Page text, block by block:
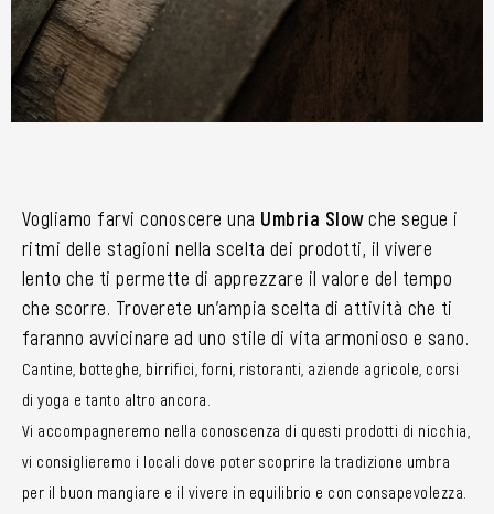
Vogliamo farvi conoscere una Umbria Slowche segue i
ritmi delle stagioni nella scelta dei prodotti, il vivere
lento che ti permette di apprezzare il valore del tempo
che scorre. Troverete un’ampia scelta di attività che ti
faranno avvicinare ad uno stile di vita armonioso e sano.
Cantine, botteghe, birrifici, forni, ristoranti, aziende agricole, corsi
di yoga e tanto altro ancora.
Vi accompagneremo nella conoscenza di questi prodotti di nicchia,
vi consiglieremo i locali dove poter scoprire la tradizione umbra
per il buon mangiare e il vivere in equilibrio e con consapevolezza.